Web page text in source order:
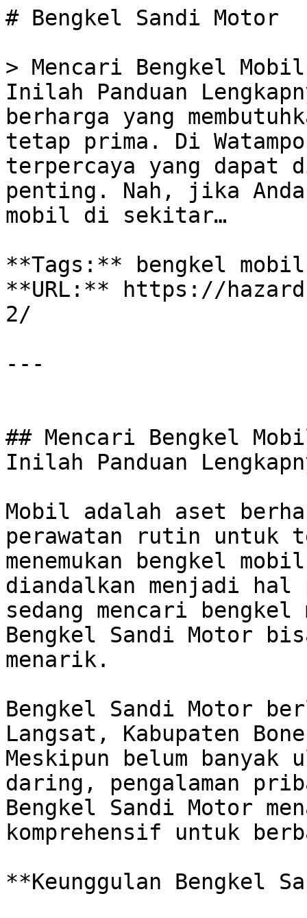
# Bengkel Sandi Motor
> Mencari Bengkel
Inilah Panduan
berharga yang
tetap prima. Di
terpercaya yang dapat
penting. Nah, jika Anda
mobil di sekitar…
**Tags:** bengkel
**URL:** https://
2/
---
## Mencari Bengkel
Inilah Panduan
Mobil adalah aset
perawatan rutin untuk
menemukan bengkel
diandalkan menjadi
sedang mencari
Bengkel Sandi Motor
menarik.
Bengkel Sandi Motor
Langsat, Kabupaten
Meskipun belum
daring, pengalaman
Bengkel Sandi Motor
komprehensif untuk
**Keunggulan Bengkel